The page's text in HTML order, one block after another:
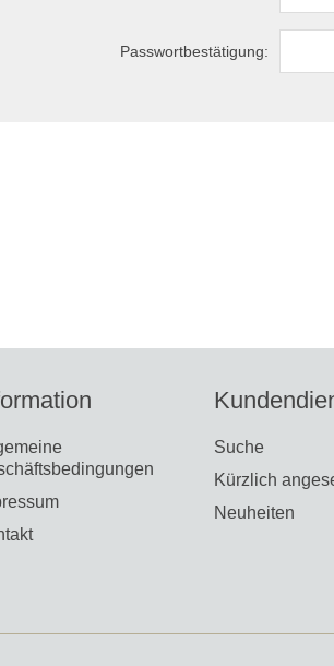
Passwortbestätigung:
Suche
Kürzlich
Neuheiten